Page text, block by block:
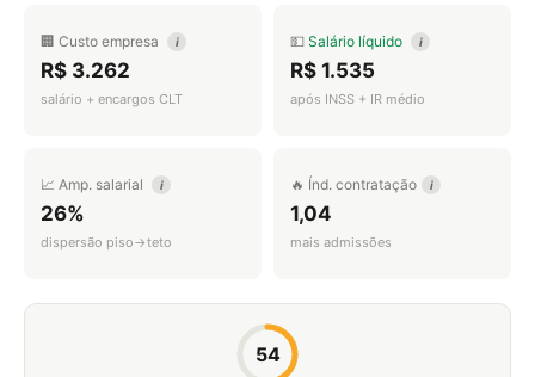
🏢 Custo empresa i
R$ 3.262
salário + encargos CLT
💵 Salário líquido i
R$ 1.535
após INSS + IR médio
📈 Amp. salarial i
26%
dispersão piso→teto
🔥 Índ. contratação i
1,04
mais admissões
54